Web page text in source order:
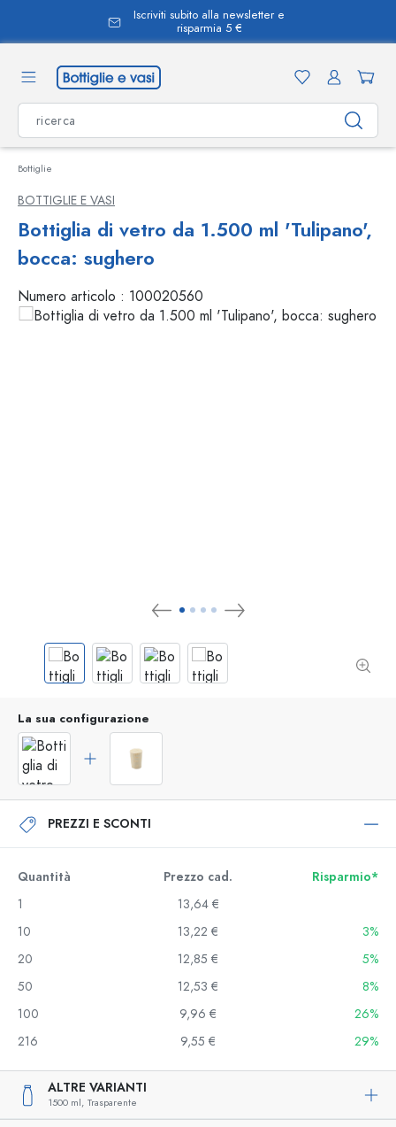
Iscriviti subito alla newsletter e
risparmia 5 €
Bottiglie
BOTTIGLIE E VASI
Bottiglia di vetro da 1.500 ml 'Tulipano',
bocca: sughero
Numero articolo : 100020560
La sua configurazione
PREZZI E SCONTI
Quantità Prezzo cad.
Risparmio*
1
13,64 €
10
13,22 €
3%
20
12,85 €
5%
50
12,53 €
8%
100
9,96 €
26%
216
9,55 € 29%
ALTRE VARIANTI
1500 ml, Trasparente